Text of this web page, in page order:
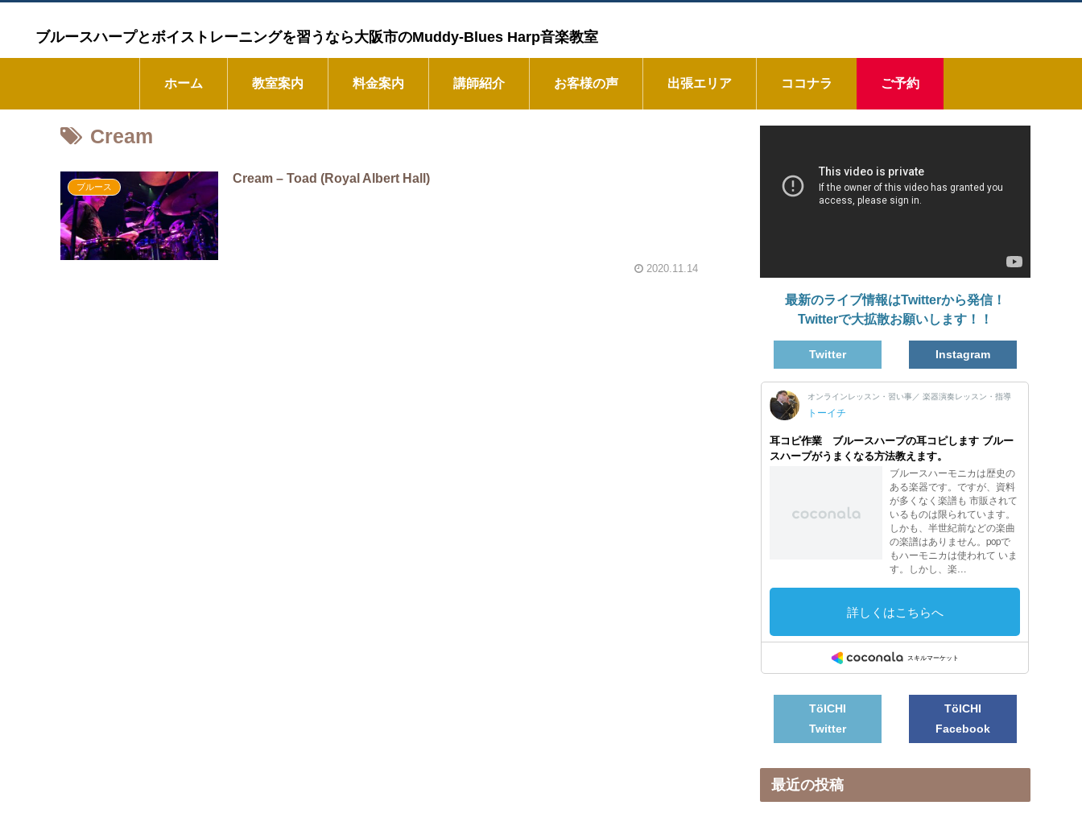
ブルースハープとボイストレーニングを習うなら大阪市のMuddy-Blues Harp音楽教室
ホーム 教室案内 料金案内 講師紹介 お客様の声 出張エリア ココナラ ご予約
Cream
ブルース
Cream – Toad (Royal Albert Hall)
2020.11.14
ー
最新のライブ情報はTwitterから発信！
Twitterで大拡散お願いします！！
Twitter Instagram
TöICHI
Twitter
TöICHI
Facebook
最近の投稿